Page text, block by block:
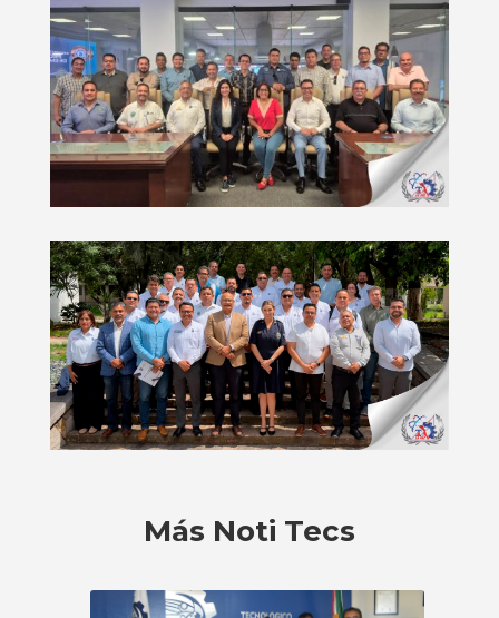
Más Noti Tecs